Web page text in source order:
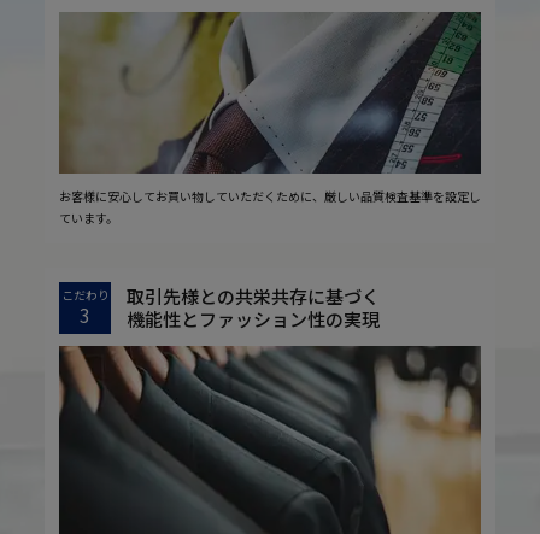
お客様に安心してお買い物していただくために、厳しい品質検査基準を設定し
ています。
こだわり
3
取引先様との共栄共存に基づく
機能性とファッション性の実現